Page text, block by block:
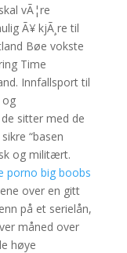
vÃ¦re
Ã¥ kjÃ¸re til
Bøe vokste
Time
Innfallsport til
og
sitter med de
“basen
og militært.
porno big boobs
over en gitt
på et serielån,
måned over
høye